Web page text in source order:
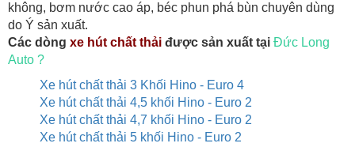
không, bơm nước cao áp, béc phun phá bùn chuyên dùng
do Ý sản xuất.
Các dòng xe hút chất thải được sản xuất tại Đức Long
Auto ?
Xe hút chất thải 3 Khối Hino - Euro 4
Xe hút chất thải 4,5 khối Hino - Euro 2
Xe hút chất thải 4,7 khối Hino - Euro 2
Xe hút chất thải 5 khối Hino - Euro 2